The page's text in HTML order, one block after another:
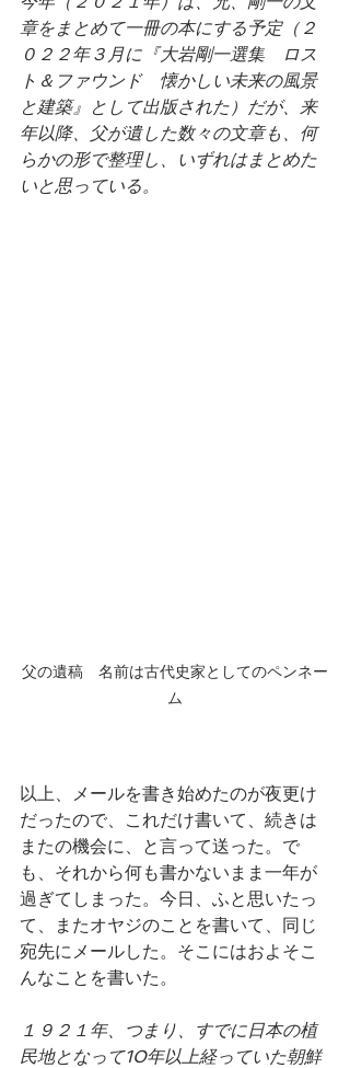
章をまとめて一冊の本にする予定（２
０２２年３月に『大岩剛一選集　ロス
ト＆ファウンド　懐かしい未来の風景
と建築』として出版された）だが、来
年以降、父が遺した数々の文章も、何
らかの形で整理し、いずれはまとめた
いと思っている。
父の遺稿　名前は古代史家としてのペンネー
ム
以上、メールを書き始めたのが夜更け
だったので、これだけ書いて、続きは
またの機会に、と言って送った。で
も、それから何も書かないまま一年が
過ぎてしまった。今日、ふと思いたっ
て、またオヤジのことを書いて、同じ
宛先にメールした。そこにはおよそこ
んなことを書いた。
１９２１年、つまり、すでに日本の植
民地となって10年以上経っていた朝鮮